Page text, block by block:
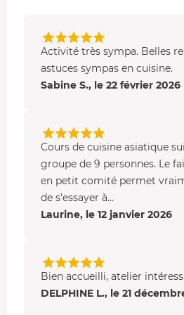
déglaçage, cuisson des viandes,
accompagnement de type sauce
assaisonnement... Vous jonglez
ustensilescomme un véritable
Activité très sympa. Belles
astuces sympas en cuisine.
Sabine S., le 22 février 2026
Cours de cuisine asiatique
groupe de 9 personnes. Le
en petit comité permet
de s'essayer à...
Laurine, le 12 janvier 2026
Bien accueilli, atelier
DELPHINE L., le 21